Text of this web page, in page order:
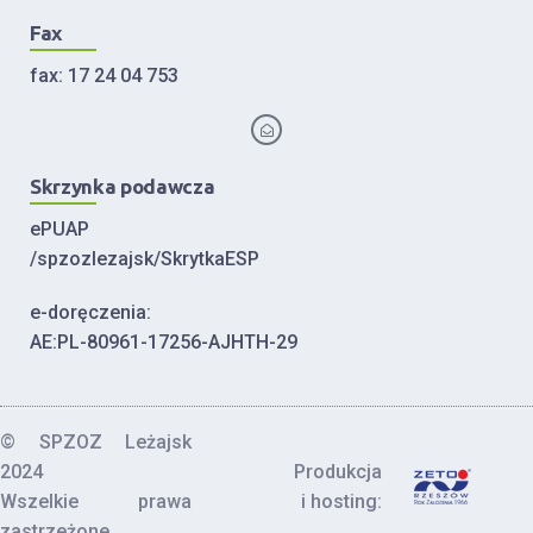
Fax
fax: 17 24 04 753
Skrzynka podawcza
ePUAP
/spzozlezajsk/SkrytkaESP
e-doręczenia:
AE:PL-80961-17256-AJHTH-29
© SPZOZ Leżajsk
2024
Wszelkie prawa
Produkcja
i hosting: